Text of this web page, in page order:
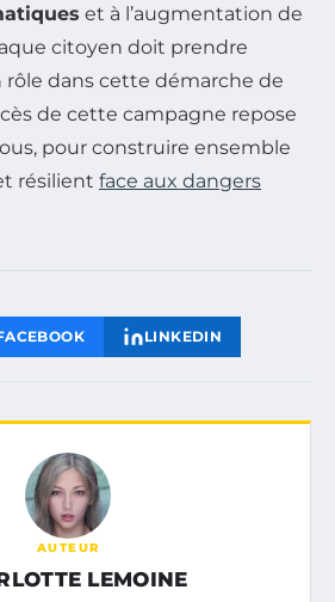
et à l’augmentation de
citoyen doit prendre
rôle dans cette démarche de
de cette campagne repose
pour construire ensemble
résilient face aux dangers
LINKEDIN
AUTEUR
LEMOINE